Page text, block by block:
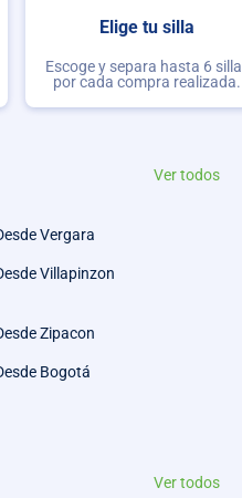
Elige tu silla
Escoge y separa hasta 6
por cada compra realizada.
Ver todos
Vergara
Villapinzon
Zipacon
Bogotá
Ver todos